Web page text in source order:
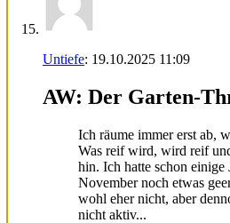
Untiefe: 19.10.2025 11:09
AW: Der Garten-
Ich räume immer erst ab,
Was reif wird, wird reif
hin. Ich hatte schon
November noch etwas
wohl eher nicht, aber
nicht aktiv...